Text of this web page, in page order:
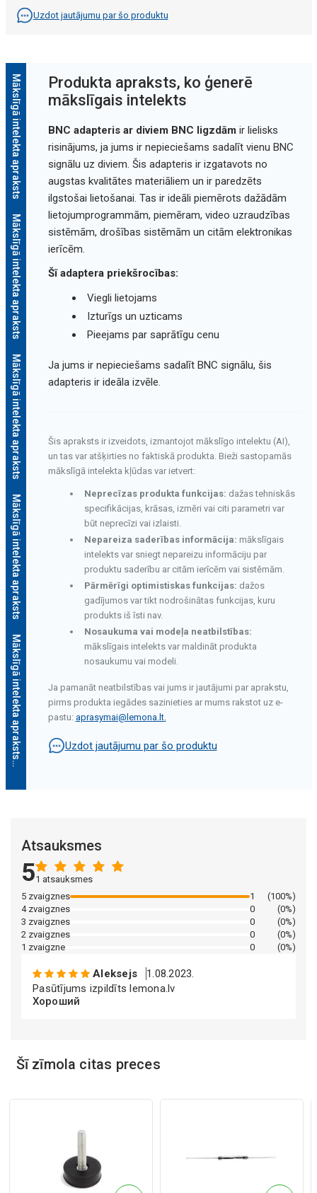
Uzdot jautājumu par šo produktu
Mākslīgā intelekta apraksts
Mākslīgā intelekta apraksts
Mākslīgā intelekta apraksts
Mākslīgā intelekta apraksts
Mākslīgā intelekta apraksts
Mākslīgā intelekta apraksts
Mākslīgā intelekta apraksts
Mākslīgā intelekta apraksts
Produkta apraksts, ko ģenerē
mākslīgais intelekts
BNC adapteris ar diviem BNC ligzdām ir lielisks
risinājums, ja jums ir nepieciešams sadalīt vienu BNC
signālu uz diviem. Šis adapteris ir izgatavots no
augstas kvalitātes materiāliem un ir paredzēts
ilgstošai lietošanai. Tas ir ideāli piemērots dažādām
lietojumprogrammām, piemēram, video uzraudzības
sistēmām, drošības sistēmām un citām elektronikas
ierīcēm.
Šī adaptera priekšrocības:
Viegli lietojams
Izturīgs un uzticams
Pieejams par saprātīgu cenu
Ja jums ir nepieciešams sadalīt BNC signālu, šis
adapteris ir ideāla izvēle.
Šis apraksts ir izveidots, izmantojot mākslīgo intelektu (AI),
un tas var atšķirties no faktiskā produkta. Bieži sastopamās
mākslīgā intelekta kļūdas var ietvert:
Neprecīzas produkta funkcijas: dažas tehniskās
specifikācijas, krāsas, izmēri vai citi parametri var
būt neprecīzi vai izlaisti.
Nepareiza saderības informācija: mākslīgais
intelekts var sniegt nepareizu informāciju par
produktu saderību ar citām ierīcēm vai sistēmām.
Pārmērīgi optimistiskas funkcijas: dažos
gadījumos var tikt nodrošinātas funkcijas, kuru
produkts iš īsti nav.
Nosaukuma vai modeļa neatbilstības:
mākslīgais intelekts var maldināt produkta
nosaukumu vai modeli.
Ja pamanāt neatbilstības vai jums ir jautājumi par aprakstu,
pirms produkta iegādes sazinieties ar mums rakstot uz e-
pastu: aprasymai@lemona.lt.
Uzdot jautājumu par šo produktu
Atsauksmes
51 atsauksmes
5 zvaigznes
1
(100%)
4 zvaigznes
0
(0%)
3 zvaigznes
0
(0%)
2 zvaigznes
0
(0%)
1 zvaigzne
0 (0%)
Aleksejs
1.08.2023.
Pasūtījums izpildīts lemona.lv
Хороший
Šī zīmola citas preces